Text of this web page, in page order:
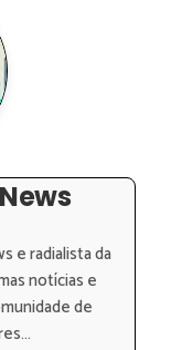
e radialista da
notícias e
de